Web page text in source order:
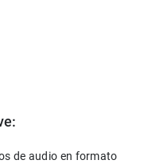
de audio en formato